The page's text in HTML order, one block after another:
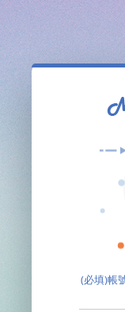
(必填)帳